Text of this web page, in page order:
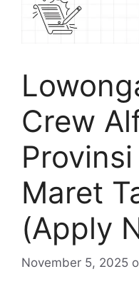
Crew
Maret
(Apply
November 5, 2025